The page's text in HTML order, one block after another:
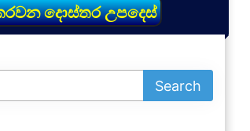
දොස්තර උපදෙස්